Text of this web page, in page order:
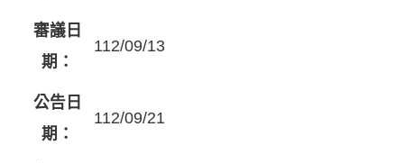
審議日
期：
112/09/13
公告日
期：
112/09/21